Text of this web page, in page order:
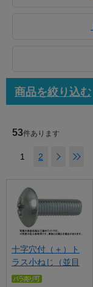
商品を絞り込む
53件あります
1 2
十字穴付（＋）ト
ラス小ねじ（並目